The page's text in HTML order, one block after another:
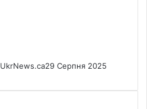
UkrNews.ca29 Серпня 2025